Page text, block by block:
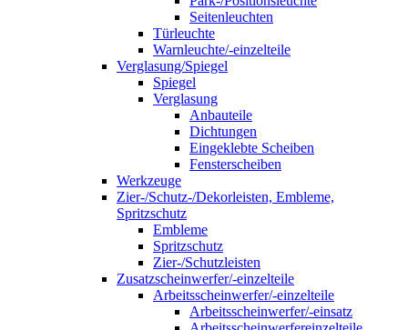
Seitenleuchten
Türleuchte
Warnleuchte/-einzelteile
Verglasung/Spiegel
Spiegel
Verglasung
Anbauteile
Dichtungen
Eingeklebte Scheiben
Fensterscheiben
Werkzeuge
Zier-/Schutz-/Dekorleisten, Embleme,
Spritzschutz
Embleme
Spritzschutz
Zier-/Schutzleisten
Zusatzscheinwerfer/-einzelteile
Arbeitsscheinwerfer/-einzelteile
Arbeitsscheinwerfer/-einsatz